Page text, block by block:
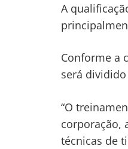
A
Conforme a
será
“O
corporação,
técnicas de